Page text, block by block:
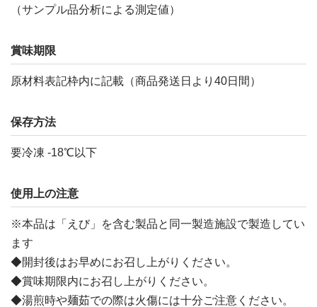
（サンプル品分析による測定値）
賞味期限
原材料表記枠内に記載（商品発送日より40日間）
保存方法
要冷凍 -18℃以下
使用上の注意
※本品は「えび」を含む製品と同一製造施設で製造してい
ます
◆開封後はお早めにお召し上がりください。
◆賞味期限内にお召し上がりください。
◆湯煎時や麺茹での際は火傷には十分ご注意ください。